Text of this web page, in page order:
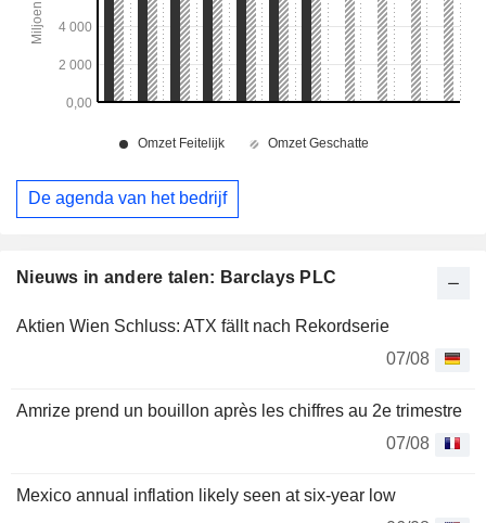
Nieuws in andere talen: Barclays PLC
Aktien Wien Schluss: ATX fällt nach Rekordserie
07/08
Amrize prend un bouillon après les chiffres au 2e trimestre
07/08
Mexico annual inflation likely seen at six-year low
De agenda van het bedrijf